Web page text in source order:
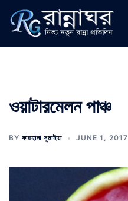
content
ওয়াটারমেলন পাঞ্চ
BY ফারহানা সুমাইয়া JUNE 1, 2017